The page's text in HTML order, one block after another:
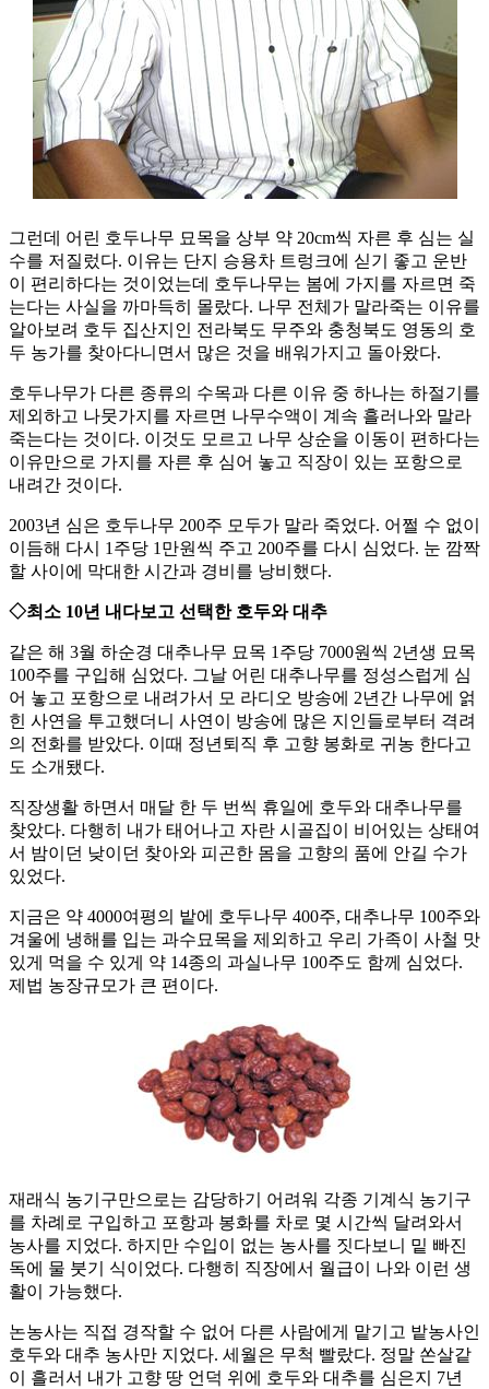
그런데 어린 호두나무 묘목을 상부 약 20cm씩 자른 후 심는 실
수를 저질렀다. 이유는 단지 승용차 트렁크에 싣기 좋고 운반
이 편리하다는 것이었는데 호두나무는 봄에 가지를 자르면 죽
는다는 사실을 까마득히 몰랐다. 나무 전체가 말라죽는 이유를
알아보려 호두 집산지인 전라북도 무주와 충청북도 영동의 호
두 농가를 찾아다니면서 많은 것을 배워가지고 돌아왔다.
호두나무가 다른 종류의 수목과 다른 이유 중 하나는 하절기를
제외하고 나뭇가지를 자르면 나무수액이 계속 흘러나와 말라
죽는다는 것이다. 이것도 모르고 나무 상순을 이동이 편하다는
이유만으로 가지를 자른 후 심어 놓고 직장이 있는 포항으로
내려간 것이다.
2003년 심은 호두나무 200주 모두가 말라 죽었다. 어쩔 수 없이
이듬해 다시 1주당 1만원씩 주고 200주를 다시 심었다. 눈 깜짝
할 사이에 막대한 시간과 경비를 낭비했다.
◇최소 10년 내다보고 선택한 호두와 대추
같은 해 3월 하순경 대추나무 묘목 1주당 7000원씩 2년생 묘목
100주를 구입해 심었다. 그날 어린 대추나무를 정성스럽게 심
어 놓고 포항으로 내려가서 모 라디오 방송에 2년간 나무에 얽
힌 사연을 투고했더니 사연이 방송에 많은 지인들로부터 격려
의 전화를 받았다. 이때 정년퇴직 후 고향 봉화로 귀농 한다고
도 소개됐다.
직장생활 하면서 매달 한 두 번씩 휴일에 호두와 대추나무를
찾았다. 다행히 내가 태어나고 자란 시골집이 비어있는 상태여
서 밤이던 낮이던 찾아와 피곤한 몸을 고향의 품에 안길 수가
있었다.
지금은 약 4000여평의 밭에 호두나무 400주, 대추나무 100주와
겨울에 냉해를 입는 과수묘목을 제외하고 우리 가족이 사철 맛
있게 먹을 수 있게 약 14종의 과실나무 100주도 함께 심었다.
제법 농장규모가 큰 편이다.
재래식 농기구만으로는 감당하기 어려워 각종 기계식 농기구
를 차례로 구입하고 포항과 봉화를 차로 몇 시간씩 달려와서
농사를 지었다. 하지만 수입이 없는 농사를 짓다보니 밑 빠진
독에 물 붓기 식이었다. 다행히 직장에서 월급이 나와 이런 생
활이 가능했다.
논농사는 직접 경작할 수 없어 다른 사람에게 맡기고 밭농사인
호두와 대추 농사만 지었다. 세월은 무척 빨랐다. 정말 쏜살같
이 흘러서 내가 고향 땅 언덕 위에 호두와 대추를 심은지 7년